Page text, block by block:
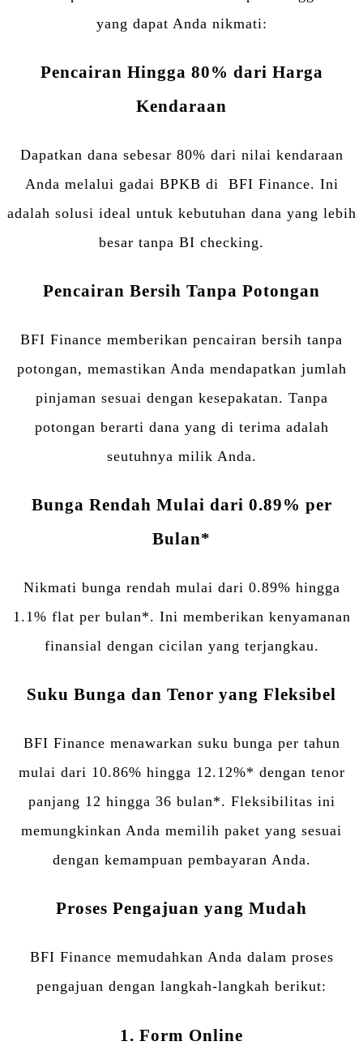
yang dapat Anda nikmati:
Pencairan Hingga 80% dari Harga
Kendaraan
Dapatkan dana sebesar 80% dari nilai kendaraan
Anda melalui gadai BPKB di BFI Finance. Ini
adalah solusi ideal untuk kebutuhan dana yang lebih
besar tanpa BI checking.
Pencairan Bersih Tanpa Potongan
BFI Finance memberikan pencairan bersih tanpa
potongan, memastikan Anda mendapatkan jumlah
pinjaman sesuai dengan kesepakatan. Tanpa
potongan berarti dana yang di terima adalah
seutuhnya milik Anda.
Bunga Rendah Mulai dari 0.89% per
Bulan*
Nikmati bunga rendah mulai dari 0.89% hingga
1.1% flat per bulan*. Ini memberikan kenyamanan
finansial dengan cicilan yang terjangkau.
Suku Bunga dan Tenor yang Fleksibel
BFI Finance menawarkan suku bunga per tahun
mulai dari 10.86% hingga 12.12%* dengan tenor
panjang 12 hingga 36 bulan*. Fleksibilitas ini
memungkinkan Anda memilih paket yang sesuai
dengan kemampuan pembayaran Anda.
Proses Pengajuan yang Mudah
BFI Finance memudahkan Anda dalam proses
pengajuan dengan langkah-langkah berikut:
1. Form Online